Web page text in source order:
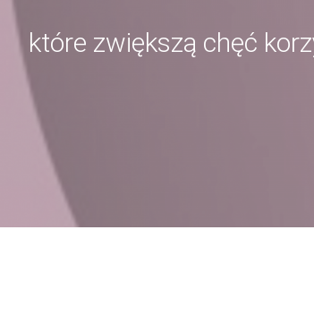
które zwiększą chęć